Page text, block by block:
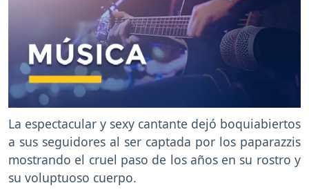
La espectacular y sexy cantante dejó boquiabiertos
a sus seguidores al ser captada por los paparazzis
mostrando el cruel paso de los años en su rostro y
su voluptuoso cuerpo.